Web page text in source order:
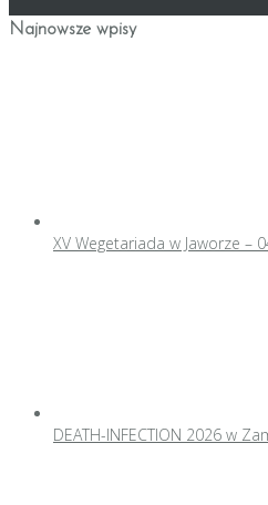
Najnowsze wpisy
XV Wegetariada w Jaworze –
DEATH-INFECTION 2026 w